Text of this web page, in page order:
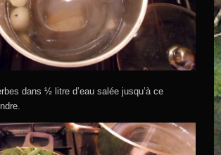
dans ½ litre d’eau salée jusqu’à ce